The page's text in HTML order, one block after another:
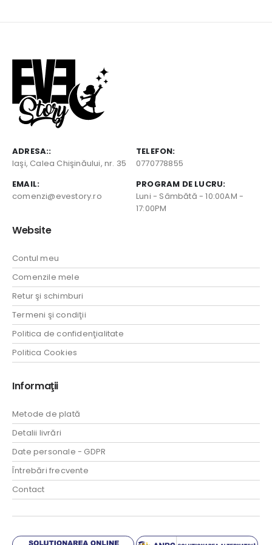
ADRESA::
Iaşi, Calea Chişinăului, nr. 35
TELEFON:
0770778855
EMAIL:
comenzi@evestory.ro
PROGRAM DE LUCRU:
Luni - Sâmbătă - 10:00AM -
17:00PM
Website
Contul meu
Comenzile mele
Retur şi schimburi
Termeni şi condiţii
Politica de confidenţialitate
Politica Cookies
Informaţii
Metode de plată
Detalii livrări
Date personale - GDPR
Întrebări frecvente
Contact